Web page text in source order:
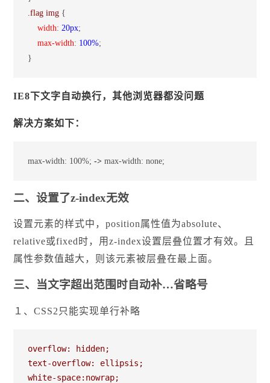
.flag img {
    width
: 20px;
    max-width
: 100%;
}
IE8下文字自动换行，其他浏览器都没问题
解决方案如下：
max-width: 100%; -> max-width: none;
二、设置了z-index无效
设置元素的样式中，position属性值为absolute、
relative或fixed时，用z-index设置层叠位置才有效。且
属性参数值越大，则该元素被层叠在最上面。
三、当文字超出范围时自动补…省略号
１、CSS2只能实现单行补略
overflow: hidden;
text-overflow: ellipsis;
white-space:nowrap;